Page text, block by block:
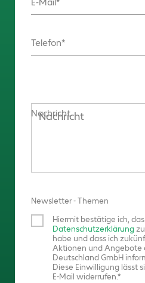
E-Mail
Telefon
Nachricht
Newsletter - Themen
Hiermit bestätige ich,
Datenschutzerklärung
habe und dass ich
Aktionen und Angebote
Deutschland GmbH
Diese Einwilligung lässt
E-Mail widerrufen.